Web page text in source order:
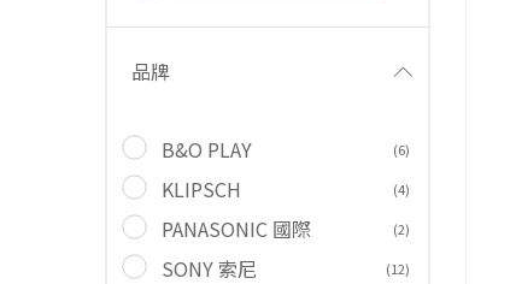
品牌
B&O PLAY (6)
KLIPSCH (4)
PANASONIC 國際 (2)
SONY 索尼 (12)